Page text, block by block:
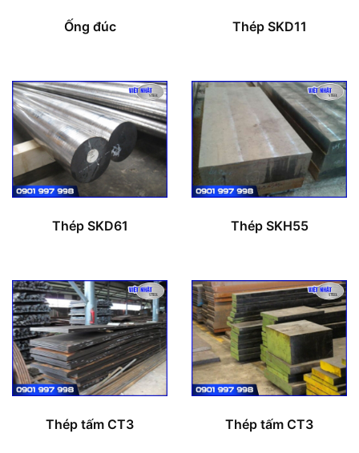
Ống đúc Thép SKD11
Thép SKD61 Thép SKH55
Thép tấm CT3 Thép tấm CT3